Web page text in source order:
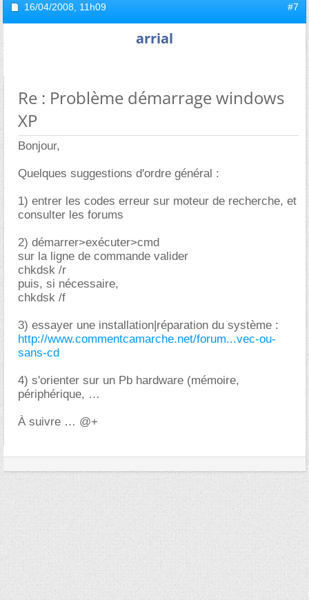
16/04/2008, 11h09 #7
arrial
Re : Problème démarrage windows
XP
Bonjour,
Quelques suggestions d'ordre général :
1) entrer les codes erreur sur moteur de recherche, et
consulter les forums
2) démarrer>exécuter>cmd
sur la ligne de commande valider
chkdsk /r
puis, si nécessaire,
chkdsk /f
3) essayer une installation|réparation du système :
http://www.commentcamarche.net/forum...vec-ou-
sans-cd
4) s'orienter sur un Pb hardware (mémoire,
périphérique,
À suivre … @+